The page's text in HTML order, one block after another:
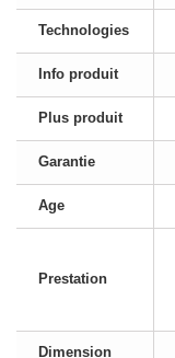
Technologies
Info produit
Plus produit
Garantie
Age
Prestation
Dimension